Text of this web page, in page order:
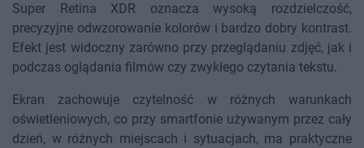
Super Retina XDR oznacza wysoką rozdzielczość,
precyzyjne odwzorowanie kolorów i bardzo dobry kontrast.
Efekt jest widoczny zarówno przy przeglądaniu zdjęć, jak i
podczas oglądania filmów czy zwykłego czytania tekstu.
Ekran zachowuje czytelność w różnych warunkach
oświetleniowych, co przy smartfonie używanym przez cały
dzień, w różnych miejscach i sytuacjach, ma praktyczne